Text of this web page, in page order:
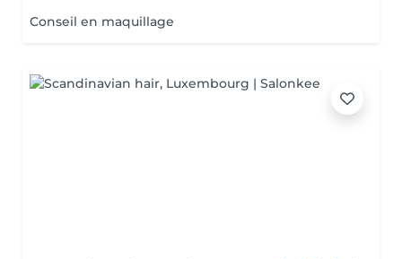
Conseil en maquillage